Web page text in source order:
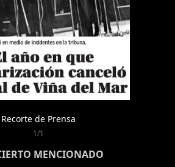
Recorte de Prensa
1/1
MENCIONADO